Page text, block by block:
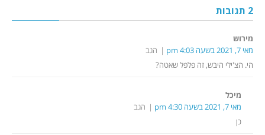
2 תגובות
מירוש
מאי 7, 2021 בשעה 4:03 pm
הגב
הי. הצ'ילי היבש, זה פלפל שאטה?
מיכל
מאי 7, 2021 בשעה 4:30 pm
הגב
כן